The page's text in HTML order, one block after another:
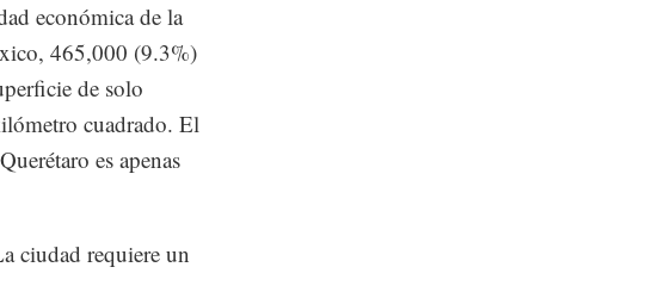
económica de la
465,000 (9.3%)
de solo
cuadrado. El
es apenas
ciudad requiere un